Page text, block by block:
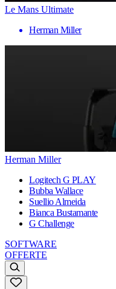
Le Mans Ultimate
Herman Miller
Herman Miller
Logitech G PLAY
Bubba Wallace
Suellio Almeida
Bianca Bustamante
G Challenge
SOFTWARE
OFFERTE